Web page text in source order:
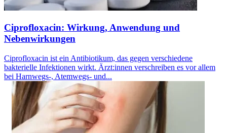
Ciprofloxacin: Wirkung, Anwendung und
Nebenwirkungen
Ciprofloxacin ist ein Antibiotikum, das gegen verschiedene
bakterielle Infektionen wirkt. Ärzt:innen verschreiben es vor allem
bei Harnwegs-, Atemwegs- und...